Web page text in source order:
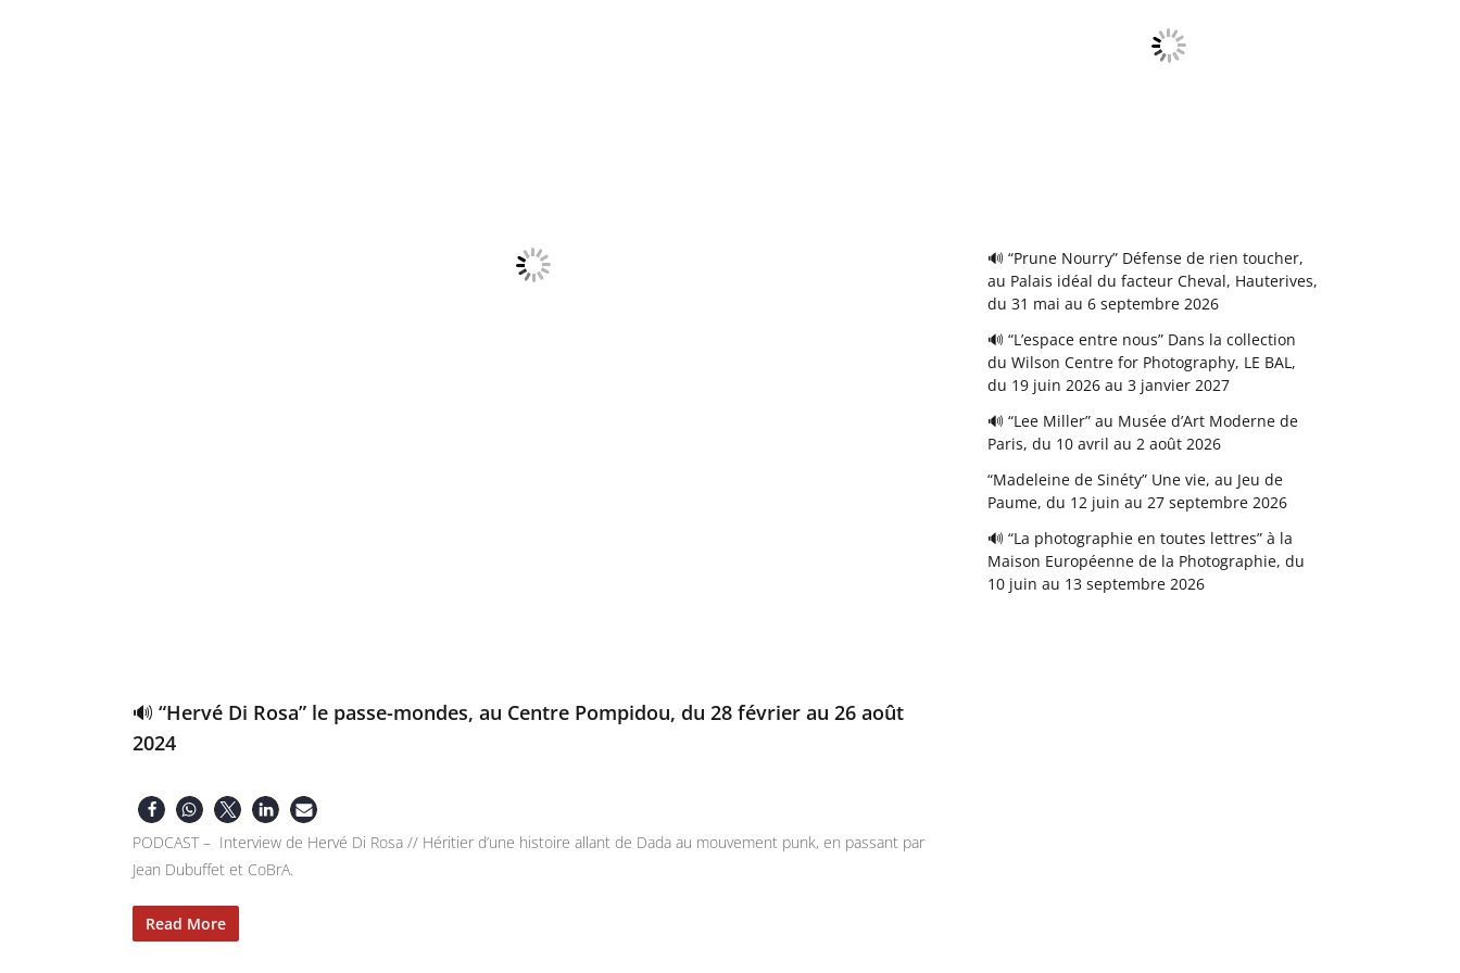
🔊 “Hervé Di Rosa” le passe-mondes, au Centre Pompidou, du 28 février au 26 août
2024
PODCAST – Interview de Hervé Di Rosa // Héritier d’une histoire allant de Dada au mouvement punk, en passant par
Jean Dubuffet et CoBrA.
Read More
🔊 “Prune Nourry” Défense de rien toucher,
au Palais idéal du facteur Cheval, Hauterives,
du 31 mai au 6 septembre 2026
🔊 “L’espace entre nous” Dans la collection
du Wilson Centre for Photography, LE BAL,
du 19 juin 2026 au 3 janvier 2027
🔊 “Lee Miller” au Musée d’Art Moderne de
Paris, du 10 avril au 2 août 2026
“Madeleine de Sinéty” Une vie, au Jeu de
Paume, du 12 juin au 27 septembre 2026
🔊 “La photographie en toutes lettres” à la
Maison Européenne de la Photographie, du
10 juin au 13 septembre 2026